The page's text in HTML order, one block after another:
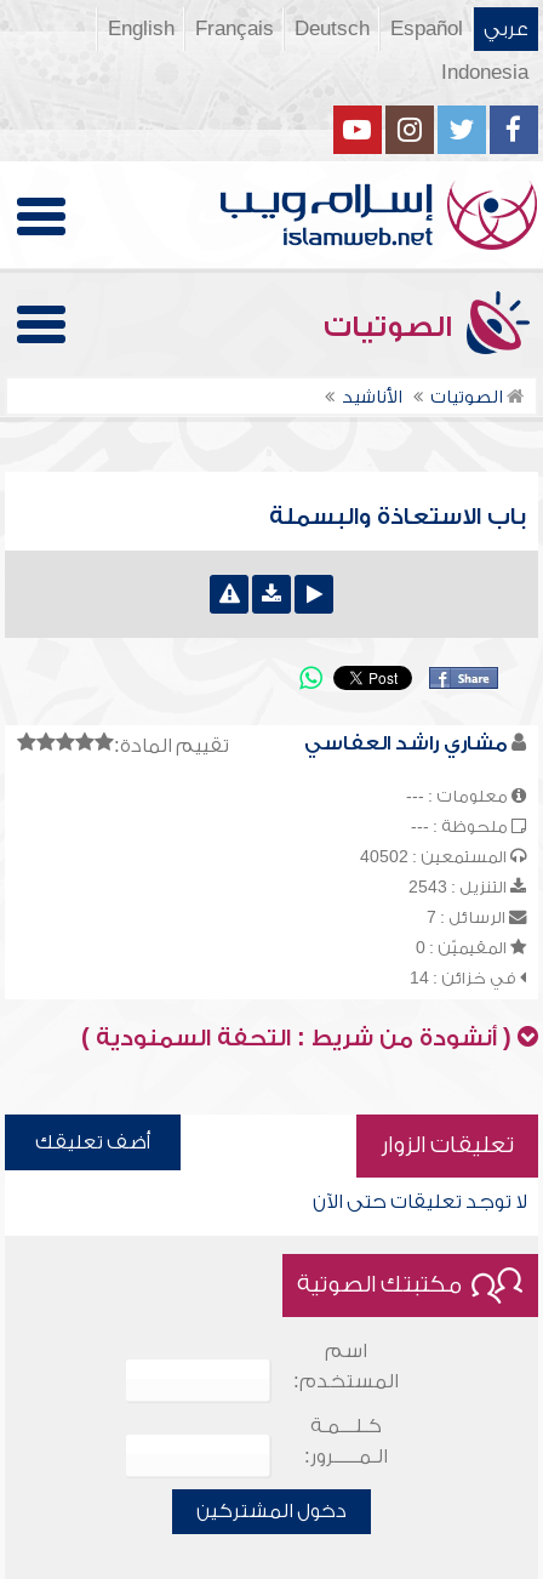
عربي Español
Deutsch
Français
English
Indonesia
الصوتيات
الصوتيات الأناشيد
باب الاستعاذة والبسملة
تقييم المادة: مشاري راشد العفاسي
معلومات : ---
ملحوظة : ---
المستمعين : 40502
التنزيل : 2543
الرسائل : 7
المقيميّن : 0
في خزائن : 14
( أنشودة من شريط : التحفة السمنودية )
تعليقات الزوار أضف تعليقك
لا توجد تعليقات حتى الآن
مكتبتك الصوتية
اسم
المستخدم:
كـلـــمـة
الـمـــــرور:
دخول المشتركين